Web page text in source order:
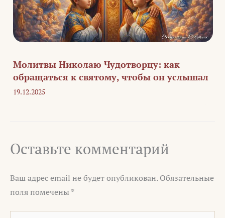
Молитвы Николаю Чудотворцу: как
обращаться к святому, чтобы он услышал
19.12.2025
Оставьте комментарий
Ваш адрес email не будет опубликован. Обязательные
поля помечены *